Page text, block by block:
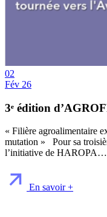
02
Fév 26
3ᵉ édition
« Filière agroalimentaire
mutation » Pour sa
l’initiative de HAROPA…
En savoir +